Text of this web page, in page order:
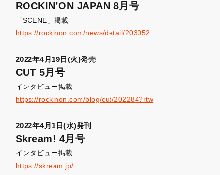
ROCKIN’ON JAPAN 8月号
「SCENE」掲載
https://rockinon.com/news/detail/203052
2022年4月19日(火)発売
CUT 5月号
インタビュー掲載
https://rockinon.com/blog/cut/202284?rtw
2022年4月1日(水)発刊
Skream! 4月号
インタビュー掲載
https://skream.jp/